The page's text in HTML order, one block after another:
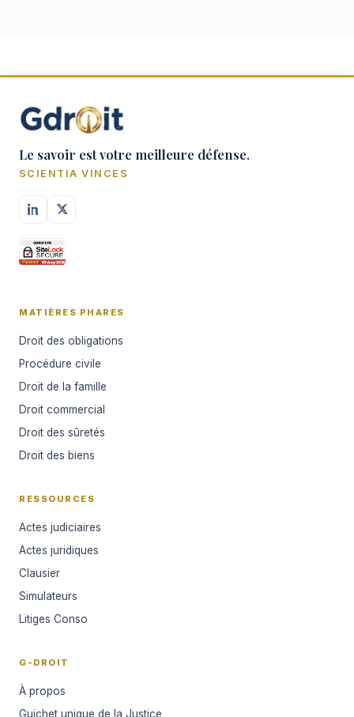
Le savoir est votre meilleure défense.
SCIENTIA VINCES
MATIÈRES PHARES
Droit des obligations
Procédure civile
Droit de la famille
Droit commercial
Droit des sûretés
Droit des biens
RESSOURCES
Actes judiciaires
Actes juridiques
Clausier
Simulateurs
Litiges Conso
G-DROIT
À propos
Guichet unique de la Justice